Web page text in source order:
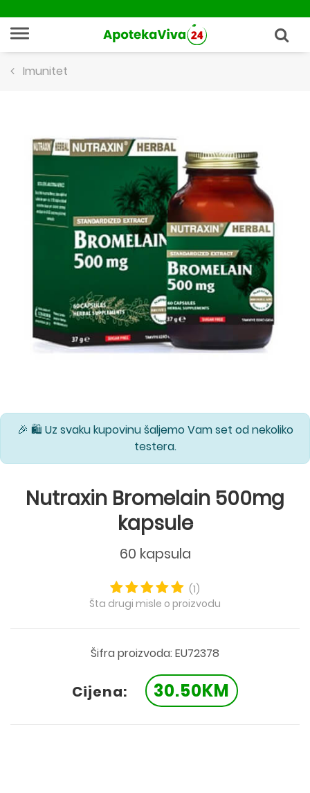
Imunitet
🎉 🛍️ Uz svaku kupovinu šaljemo Vam set od nekoliko
testera.
Nutraxin Bromelain 500mg
kapsule
60 kapsula
(1)
Šta drugi misle o proizvodu
Šifra proizvoda: EU72378
Cijena: 30.50KM